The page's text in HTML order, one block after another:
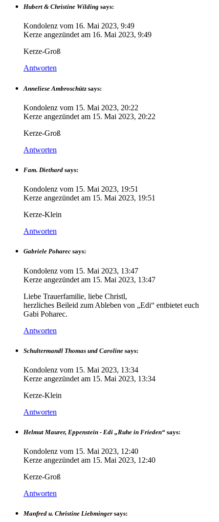
Hubert & Christine Wilding says:
Kondolenz vom 16. Mai 2023, 9:49
Kerze angezündet am 16. Mai 2023, 9:49
Kerze-Groß
Antworten
Anneliese Ambroschütz says:
Kondolenz vom 15. Mai 2023, 20:22
Kerze angezündet am 15. Mai 2023, 20:22
Kerze-Groß
Antworten
Fam. Diethard says:
Kondolenz vom 15. Mai 2023, 19:51
Kerze angezündet am 15. Mai 2023, 19:51
Kerze-Klein
Antworten
Gabriele Poharec says:
Kondolenz vom 15. Mai 2023, 13:47
Kerze angezündet am 15. Mai 2023, 13:47
Liebe Trauerfamilie, liebe Christl,
herzliches Beileid zum Ableben von „Edi“ entbietet euch
Gabi Poharec.
Antworten
Schultermandl Thomas und Caroline says:
Kondolenz vom 15. Mai 2023, 13:34
Kerze angezündet am 15. Mai 2023, 13:34
Kerze-Klein
Antworten
Helmut Maurer, Eppenstein - Edi „Ruhe in Frieden“ says:
Kondolenz vom 15. Mai 2023, 12:40
Kerze angezündet am 15. Mai 2023, 12:40
Kerze-Groß
Antworten
Manfred u. Christine Liebminger says: